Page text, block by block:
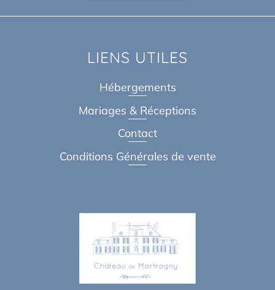
LIENS UTILES
Hébergements
Mariages & Réceptions
Contact
Conditions Générales de vente